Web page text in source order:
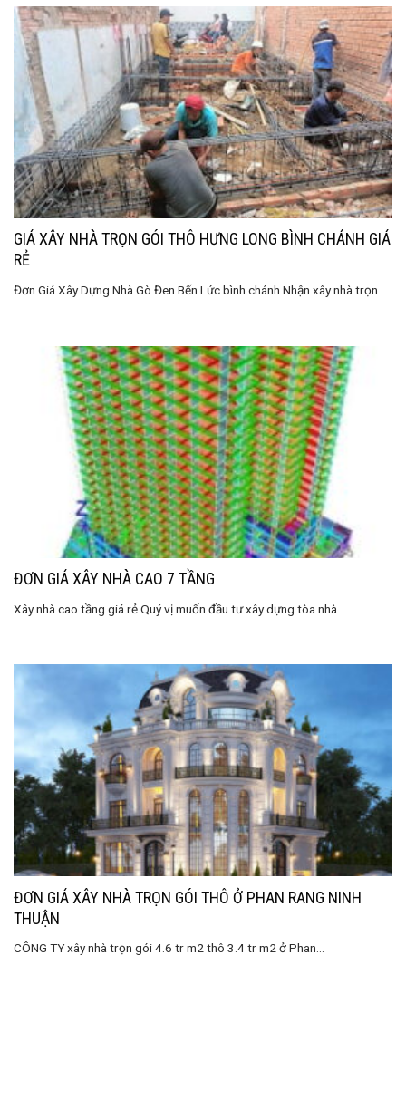
GIÁ XÂY NHÀ TRỌN GÓI THÔ HƯNG LONG BÌNH CHÁNH GIÁ
RẺ
Đơn Giá Xây Dựng Nhà Gò Đen Bến Lức bình chánh Nhận xây nhà trọn...
ĐƠN GIÁ XÂY NHÀ CAO 7 TẦNG
Xây nhà cao tầng giá rẻ Quý vị muốn đầu tư xây dựng tòa nhà...
ĐƠN GIÁ XÂY NHÀ TRỌN GÓI THÔ Ở PHAN RANG NINH
THUẬN
CÔNG TY xây nhà trọn gói 4.6 tr m2 thô 3.4 tr m2 ở Phan...